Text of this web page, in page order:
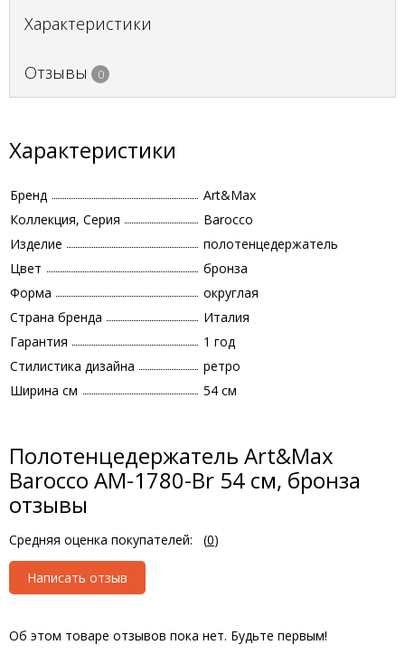
Характеристики
Отзывы 0
Характеристики
Бренд
Art&Max
Коллекция, Серия
Barocco
Изделие
полотенцедержатель
Цвет
бронза
Форма
округлая
Страна бренда
Италия
Гарантия
1 год
Стилистика дизайна
ретро
Ширина см
54 см
Полотенцедержатель Art&Max
Barocco AM-1780-Br 54 см, бронза
отзывы
Средняя оценка покупателей: (0)
Написать отзыв
Об этом товаре отзывов пока нет. Будьте первым!